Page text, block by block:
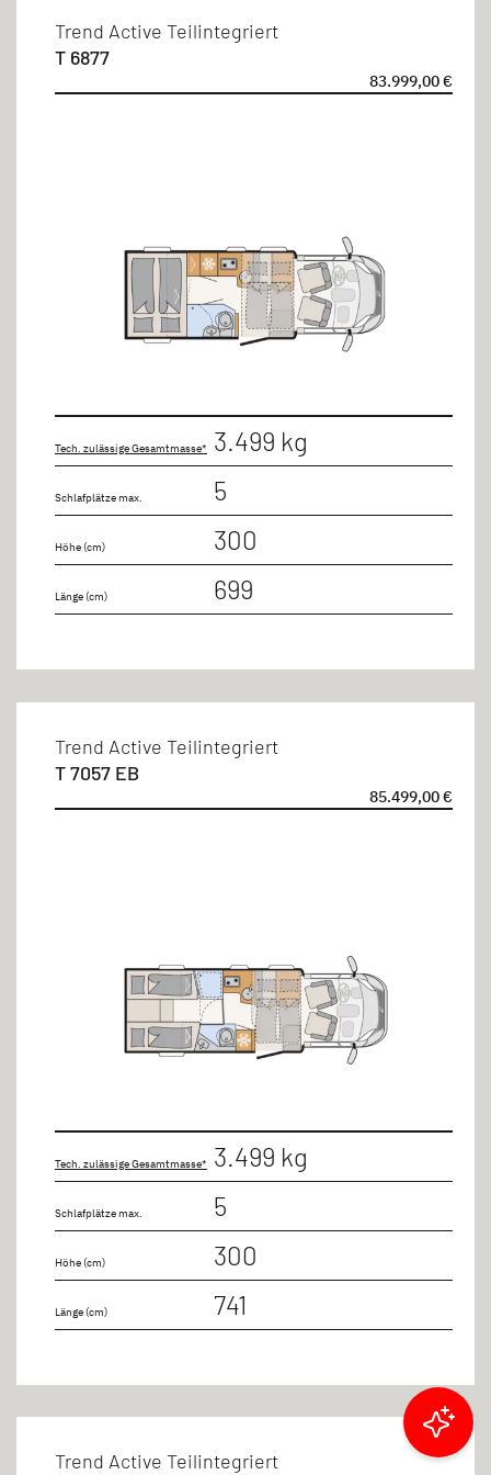
Sitzplätze
Trend Active Teilintegriert
T 6877
83.999,00 €
Tech. zulässige Gesamtmasse* 3.499 kg
Schlafplätze max. 5
Höhe (cm) 300
Länge (cm) 699
Trend Active Teilintegriert
T 7057 EB
85.499,00 €
Tech. zulässige Gesamtmasse* 3.499 kg
Schlafplätze max. 5
Höhe (cm) 300
Länge (cm) 741
Trend Active Teilintegriert